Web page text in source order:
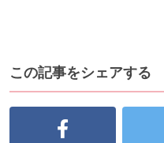
この記事をシェアする